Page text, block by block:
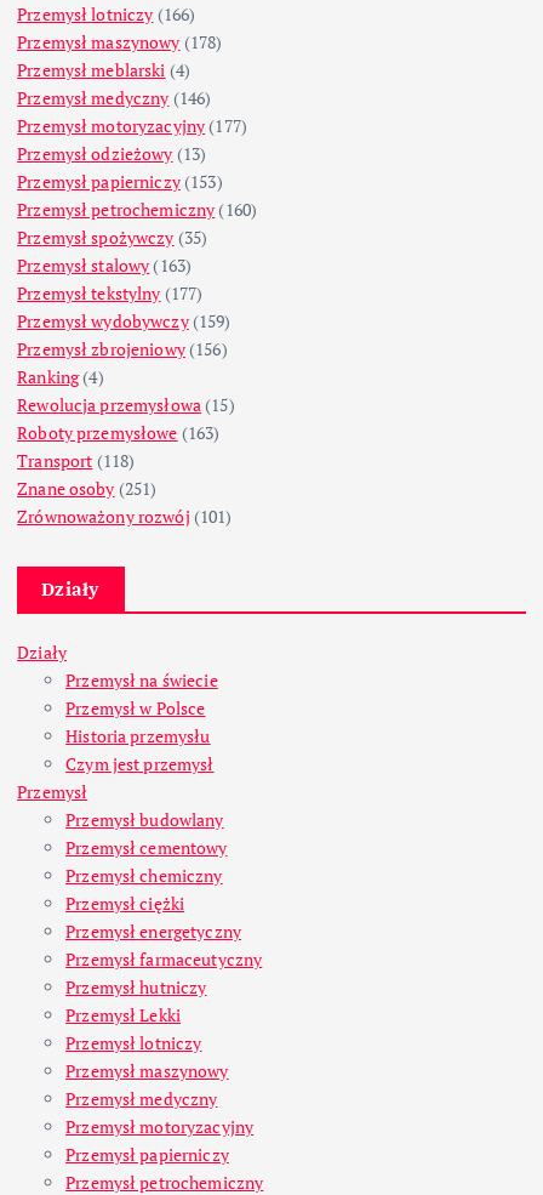
Przemysł lotniczy (166)
Przemysł maszynowy (178)
Przemysł meblarski (4)
Przemysł medyczny (146)
Przemysł motoryzacyjny (177)
Przemysł odzieżowy (13)
Przemysł papierniczy(153)
Przemysł petrochemiczny (160)
Przemysł spożywczy (35)
Przemysł stalowy (163)
Przemysł tekstylny (177)
Przemysł wydobywczy(159)
Przemysł zbrojeniowy(156)
Ranking(4)
Rewolucja przemysłowa (15)
Roboty przemysłowe (163)
Transport (118)
Znane osoby (251)
Zrównoważony rozwój (101)
Działy
Działy
Przemysł na świecie
Przemysł w Polsce
Historia przemysłu
Czym jest przemysł
Przemysł
Przemysł budowlany
Przemysł cementowy
Przemysł chemiczny
Przemysł ciężki
Przemysł energetyczny
Przemysł farmaceutyczny
Przemysł hutniczy
Przemysł Lekki
Przemysł lotniczy
Przemysł maszynowy
Przemysł medyczny
Przemysł motoryzacyjny
Przemysł papierniczy
Przemysł petrochemiczny